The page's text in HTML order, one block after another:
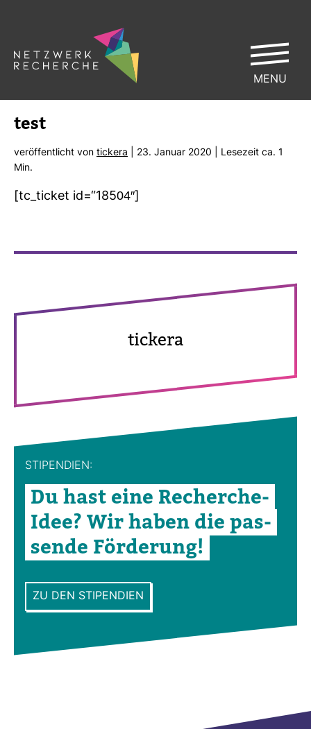
test
ver­öf­fent­licht von tickera | 23. Januar 2020 | Lese­zeit ca. 1
Min.
[tc_ticket id=“18504″]
tickera
STI­PEN­DIEN:
Du hast eine Recherche-​
Idee? Wir haben die pas­
sende För­de­rung!
ZU DEN STIPENDIEN
MENU